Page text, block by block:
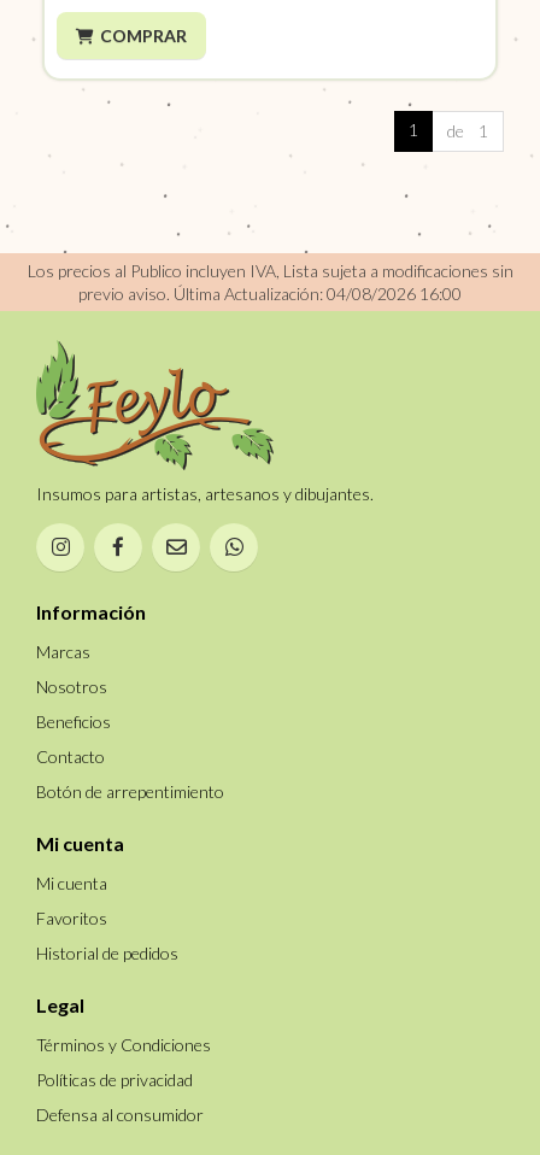
COMPRAR
1 de 1
Los precios al Publico incluyen IVA, Lista sujeta a modificaciones sin
previo aviso. Última Actualización: 04/08/2026 16:00
Insumos para artistas, artesanos y dibujantes.
Información
Marcas
Nosotros
Beneficios
Contacto
Botón de arrepentimiento
Mi cuenta
Mi cuenta
Favoritos
Historial de pedidos
Legal
Términos y Condiciones
Políticas de privacidad
Defensa al consumidor